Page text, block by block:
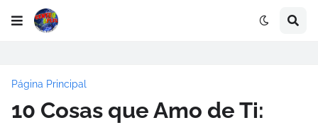
Página Principal
10 Cosas que Amo de Ti: